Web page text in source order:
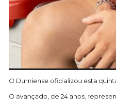
O Dumiense oficializou esta
O avançado, de 24 anos,